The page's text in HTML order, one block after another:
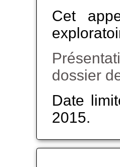
Cet
dossier
Date
2015.